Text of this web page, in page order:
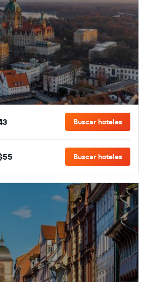
Buscar hoteles
Buscar hoteles